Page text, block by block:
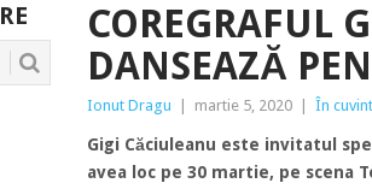
COREGRAFUL
DANSEAZĂ
Ionut Dragu martie 5, 2020 În
Gigi Căciuleanu este invitatul
avea loc pe 30 martie, pe scena